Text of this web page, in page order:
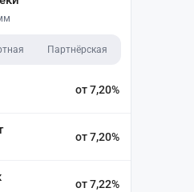
Партнёрская
от 7,20%
от 7,20%
от 7,22%